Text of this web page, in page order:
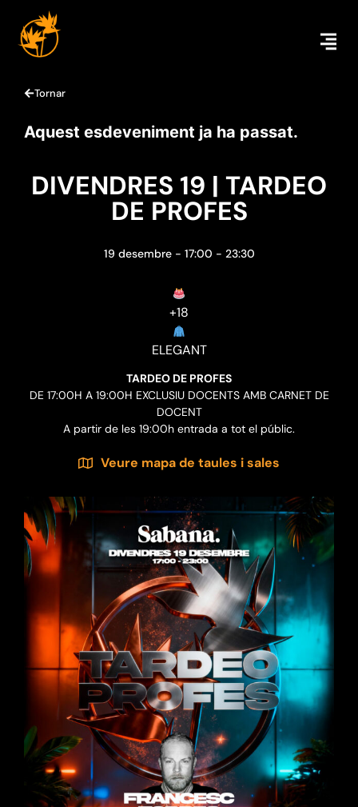
Tornar
Aquest esdeveniment ja ha passat.
DIVENDRES 19 | TARDEO
DE PROFES
19 desembre - 17:00 - 23:30
+18
ELEGANT
TARDEO DE PROFES
DE 17:00H A 19:00H EXCLUSIU DOCENTS AMB CARNET DE
DOCENT
A partir de les 19:00h entrada a tot el públic.
Veure mapa de taules i sales